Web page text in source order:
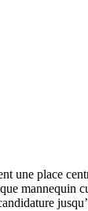
une place
mannequin